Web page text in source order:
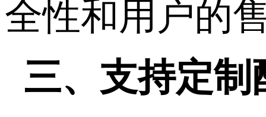
全性和用户的
三、支持定